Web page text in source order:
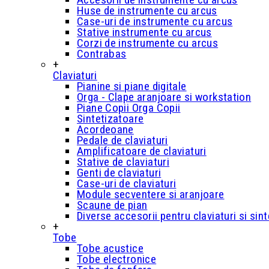
Huse de instrumente cu arcus
Case-uri de instrumente cu arcus
Stative instrumente cu arcus
Corzi de instrumente cu arcus
Contrabas
+
Claviaturi
Pianine si piane digitale
Orga - Clape aranjoare si workstation
Piane Copii Orga Copii
Sintetizatoare
Acordeoane
Pedale de claviaturi
Amplificatoare de claviaturi
Stative de claviaturi
Genti de claviaturi
Case-uri de claviaturi
Module secventere si aranjoare
Scaune de pian
Diverse accesorii pentru claviaturi si
+
Tobe
Tobe acustice
Tobe electronice